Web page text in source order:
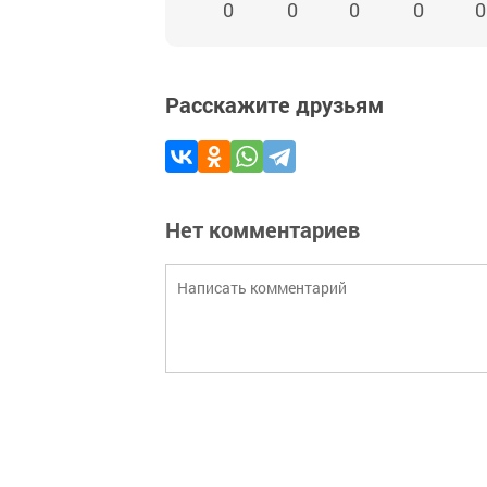
0 0 0 0 0
Расскажите друзьям
Нет комментариев